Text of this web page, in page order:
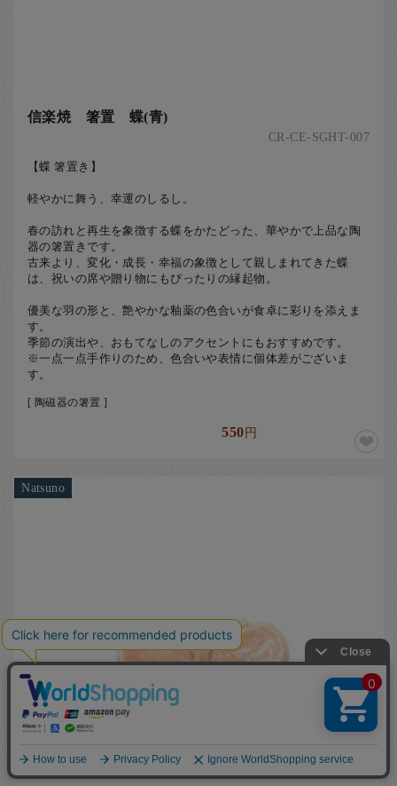
信楽焼 箸置 蝶(青)
CR-CE-SGHT-007
【蝶 箸置き】
軽やかに舞う、幸運のしるし。
春の訪れと再生を象徴する蝶をかたどった、華やかで上品な陶
器の箸置きです。
古来より、変化・成長・幸福の象徴として親しまれてきた蝶
は、祝いの席や贈り物にもぴったりの縁起物。
優美な羽の形と、艶やかな釉薬の色合いが食卓に彩りを添えま
す。
季節の演出や、おもてなしのアクセントにもおすすめです。
​※一点一点手作りのため、色合いや表情に個体差がございま
す。
[ 陶磁器の箸置 ]
550円
Natsuno